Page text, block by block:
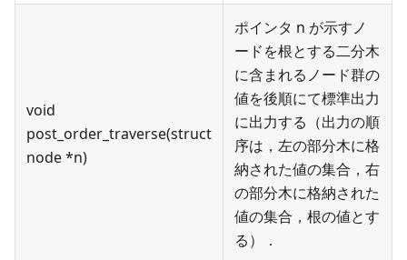
void
post_order_traverse(struct
node *n)
ポインタ n が示すノ
ードを根とする二分木
に含まれるノード群の
値を後順にて標準出力
に出力する（出力の順
序は，左の部分木に格
納された値の集合，右
の部分木に格納された
値の集合，根の値とす
る）．